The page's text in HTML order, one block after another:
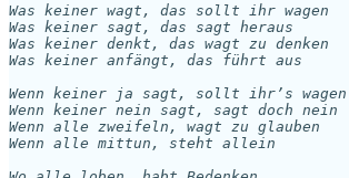
Was keiner wagt, das sollt ihr wagen
Was keiner sagt, das sagt heraus
Was keiner denkt, das wagt zu denken
Was keiner anfängt, das führt aus
Wenn keiner ja sagt, sollt ihr’s wagen
Wenn keiner nein sagt, sagt doch nein
Wenn alle zweifeln, wagt zu glauben
Wenn alle mittun, steht allein